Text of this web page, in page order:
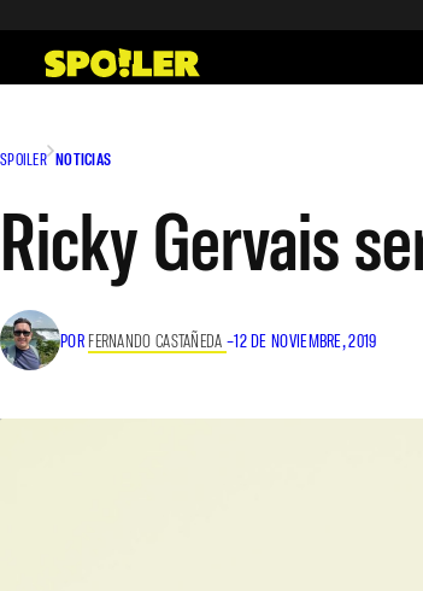
contenido
SPOILER NOTICIAS
Ricky Gervais
POR FERNANDO CASTAÑEDA –12 DE NOVIEMBRE, 2019